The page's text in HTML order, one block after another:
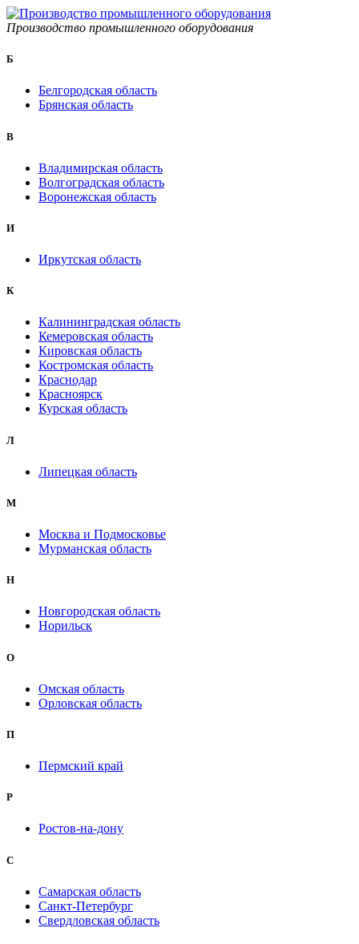
Производство промышленного оборудования
Б
Белгородская область
Брянская область
B
Владимирская область
Волгоградская область
Воронежская область
И
Иркутская область
К
Калининградская область
Кемеровская область
Кировская область
Костромская область
Краснодар
Красноярск
Курская область
Л
Липецкая область
М
Москва и Подмосковье
Мурманская область
Н
Новгородская область
Норильск
О
Омская область
Орловская область
П
Пермский край
Р
Ростов-на-дону
С
Самарская область
Санкт-Петербург
Свердловская область